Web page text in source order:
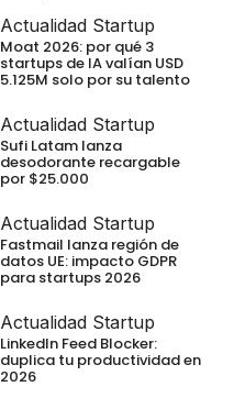
Actualidad Startup
Moat 2026: por qué 3
startups de IA valían USD
5.125M solo por su talento
Actualidad Startup
Sufi Latam lanza
desodorante recargable
por $25.000
Actualidad Startup
Fastmail lanza región de
datos UE: impacto GDPR
para startups 2026
Actualidad Startup
LinkedIn Feed Blocker:
duplica tu productividad en
2026